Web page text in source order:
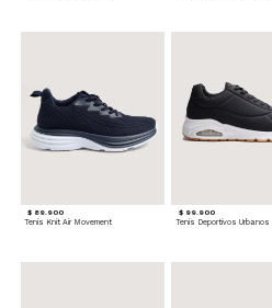
$ 89.900
Tenis Knit Air Movement
$ 99.900
Tenis Deportivos Urbanos